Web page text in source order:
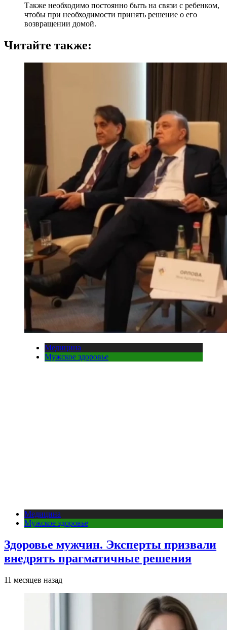
Также необходимо постоянно быть на связи с ребенком,
чтобы при необходимости принять решение о его
возвращении домой.
Читайте также:
Медицина
Мужское здоровье
Медицина
Мужское здоровье
Здоровье мужчин. Эксперты призвали
внедрять прагматичные решения
11 месяцев назад